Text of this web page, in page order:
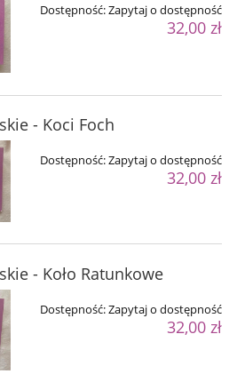
Dostępność:Zapytaj o dostępność
32,00 zł
- Koci Foch
Dostępność:Zapytaj o dostępność
32,00 zł
- Koło Ratunkowe
Dostępność:Zapytaj o dostępność
32,00 zł